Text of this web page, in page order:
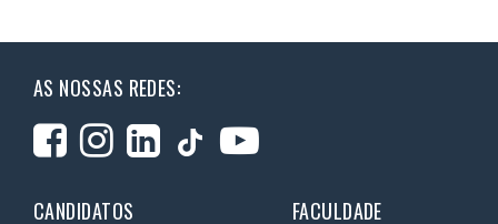
AS NOSSAS REDES:
CANDIDATOS
FACULDADE